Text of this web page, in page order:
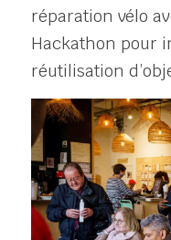
réparation vélo
Hackathon pour
réutilisation